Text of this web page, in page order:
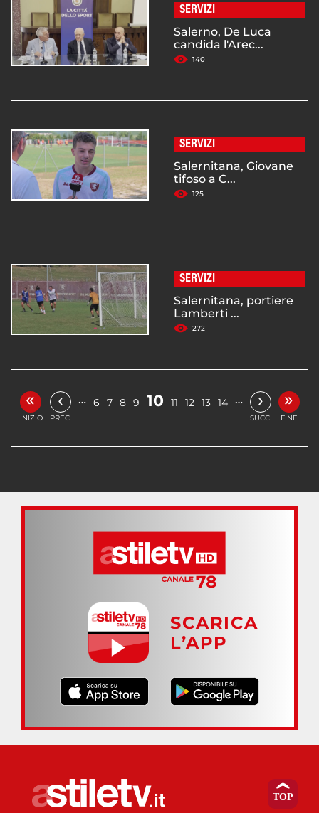
SERVIZI
Salerno, De Luca
candida l'Arec...
140
SERVIZI
Salernitana, Giovane
tifoso a C...
125
SERVIZI
Salernitana, portiere
Lamberti ...
272
«
INIZIO
‹
PREC.
… 6 7 8 9 10 11 12 13 14 … ›
SUCC.
»
FINE
SCARICA
L’APP